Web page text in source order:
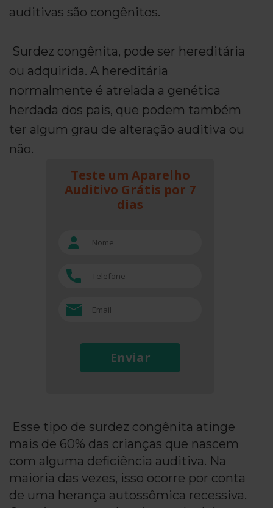
auditivas são congênitos.
Surdez congênita, pode ser hereditária
ou adquirida. A hereditária
normalmente é atrelada a genética
herdada dos pais, que podem também
ter algum grau de alteração auditiva ou
não.
Teste um Aparelho
Auditivo Grátis por 7
dias
Enviar
Esse tipo de surdez congênita atinge
mais de 60% das crianças que nascem
com alguma deficiência auditiva. Na
maioria das vezes, isso ocorre por conta
de uma herança autossômica recessiva.